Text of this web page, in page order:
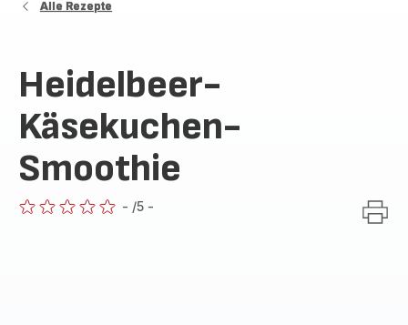
Alle Rezepte
Heidelbeer-
Käsekuchen-
Smoothie
- /5 -